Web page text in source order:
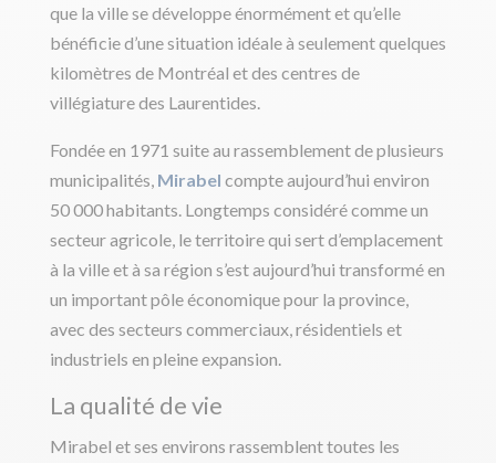
que la ville se développe énormément et qu’elle
bénéficie d’une situation idéale à seulement quelques
kilomètres de Montréal et des centres de
villégiature des Laurentides.
Fondée en 1971 suite au rassemblement de plusieurs
municipalités, Mirabel compte aujourd’hui environ
50 000 habitants. Longtemps considéré comme un
secteur agricole, le territoire qui sert d’emplacement
à la ville et à sa région s’est aujourd’hui transformé en
un important pôle économique pour la province,
avec des secteurs commerciaux, résidentiels et
industriels en pleine expansion.
La qualité de vie
Mirabel et ses environs rassemblent toutes les